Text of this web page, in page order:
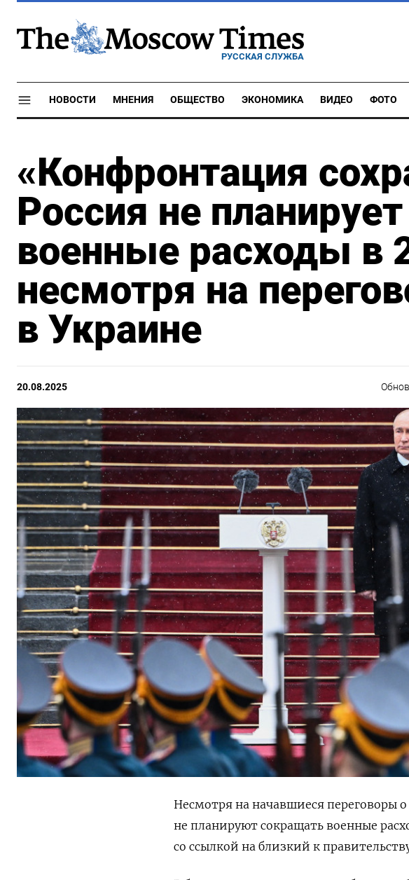
РУССКАЯ СЛУЖБА
НОВОСТИ МНЕНИЯ ОБЩЕСТВО ЭКОНОМИКА ВИДЕО ФОТО
«Конфронтация
Россия не
военные расходы в
несмотря на
в Украине
20.08.2025
Несмотря на начавшиеся переговоры
не планируют сокращать военные
со ссылкой на близкий к